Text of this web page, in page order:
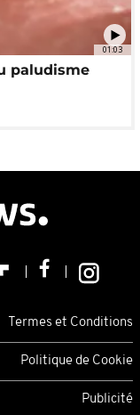
01:03
paludisme
Termes et Conditions
Politique de Cookie
Publicité